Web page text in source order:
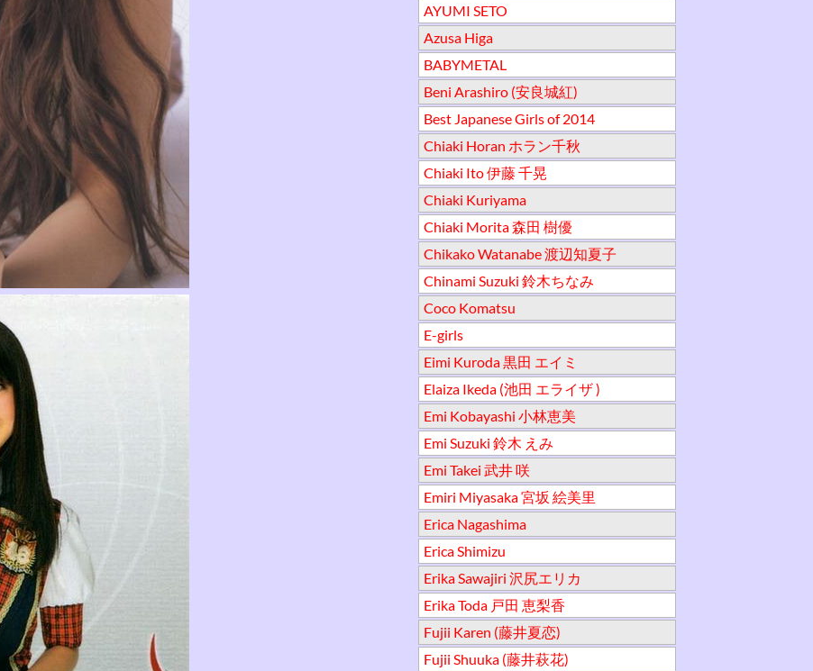
AYUMI SETO
Azusa Higa
BABYMETAL
Beni Arashiro (安良城紅)
Best Japanese Girls of 2014
Chiaki Horan ホラン千秋
Chiaki Ito 伊藤 千晃
Chiaki Kuriyama
Chiaki Morita 森田 樹優
Chikako Watanabe 渡辺知夏子
Chinami Suzuki 鈴木ちなみ
Coco Komatsu
E-girls
Eimi Kuroda 黒田 エイミ
Elaiza Ikeda (池田 エライザ )
Emi Kobayashi 小林恵美
Emi Suzuki 鈴木 えみ
Emi Takei 武井 咲
Emiri Miyasaka 宮坂 絵美里
Erica Nagashima
Erica Shimizu
Erika Sawajiri 沢尻エリカ
Erika Toda 戸田 恵梨香
Fujii Karen (藤井夏恋)
Fujii Shuuka (藤井萩花)